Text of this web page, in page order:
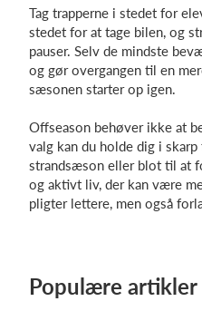
Tag trapperne i stedet for
stedet for at tage bilen, og
pauser. Selv de mindste
og gør overgangen til en
sæsonen starter op igen.
Offseason behøver ikke at
valg kan du holde dig i
strandsæson eller blot til at
og aktivt liv, der kan være
pligter lettere, men også
Populære artikler